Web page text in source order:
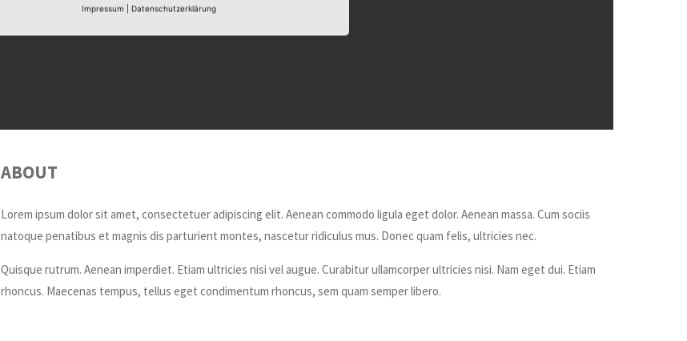
ABOUT
Lorem ipsum dolor sit amet, consectetuer adipiscing elit. Aenean commodo ligula eget dolor. Aenean massa. Cum sociis
natoque penatibus et magnis dis parturient montes, nascetur ridiculus mus. Donec quam felis, ultricies nec.
Quisque rutrum. Aenean imperdiet. Etiam ultricies nisi vel augue. Curabitur ullamcorper ultricies nisi. Nam eget dui. Etiam
rhoncus. Maecenas tempus, tellus eget condimentum rhoncus, sem quam semper libero.
Impressum | Datenschutzerklärung